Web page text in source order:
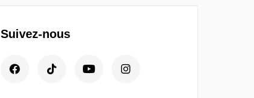
Suivez-nous